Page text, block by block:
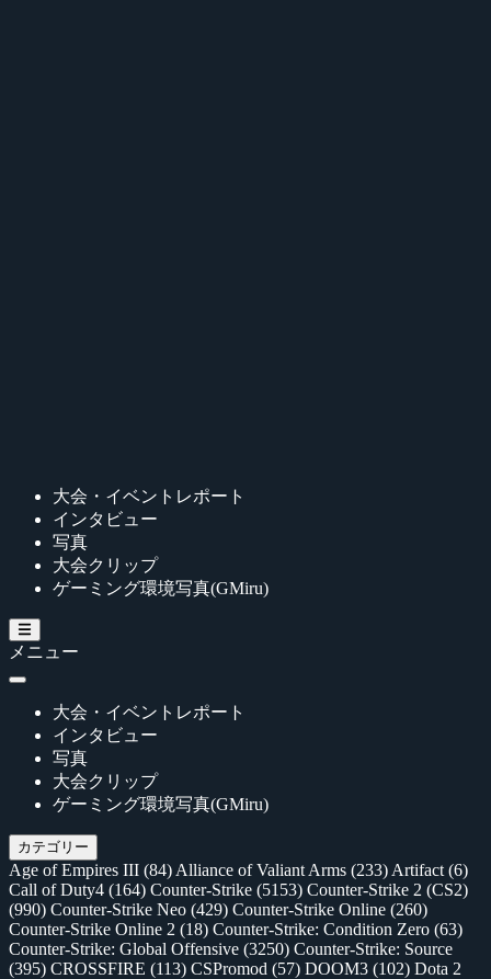
大会・イベントレポート
インタビュー
写真
大会クリップ
ゲーミング環境写真(GMiru)
メニュー
大会・イベントレポート
インタビュー
写真
大会クリップ
ゲーミング環境写真(GMiru)
カテゴリー
Age of Empires III (84) Alliance of Valiant Arms (233) Artifact (6)
Call of Duty4 (164) Counter-Strike (5153) Counter-Strike 2 (CS2)
(990) Counter-Strike Neo (429) Counter-Strike Online (260)
Counter-Strike Online 2 (18) Counter-Strike: Condition Zero (63)
Counter-Strike: Global Offensive (3250) Counter-Strike: Source
(395) CROSSFIRE (113) CSPromod (57) DOOM3 (102) Dota 2